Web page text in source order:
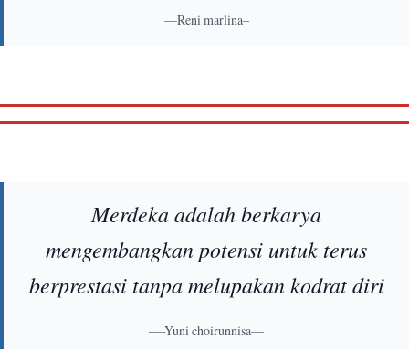
—Reni marlina–
Merdeka adalah berkarya
mengembangkan potensi untuk terus
berprestasi tanpa melupakan kodrat diri
—-Yuni choirunnisa—